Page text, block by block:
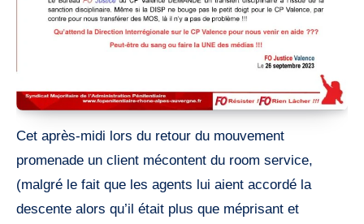
Cet après-midi lors du retour du mouvement
promenade un client mécontent du room service,
(malgré le fait que les agents lui aient accordé la
descente alors qu’il était plus que méprisant et